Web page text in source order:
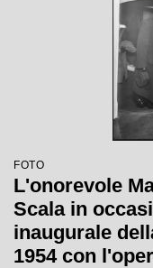
FOTO
L'onorevole
Scala in
inaugurale
1954 con